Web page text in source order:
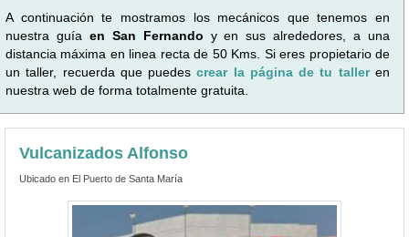
A continuación te mostramos los mecánicos que tenemos en
nuestra guía en San Fernando y en sus alrededores, a una
distancia máxima en linea recta de 50 Kms. Si eres propietario de
un taller, recuerda que puedescrear la página de tu talleren
nuestra web de forma totalmente gratuita.
Vulcanizados Alfonso
Ubicado en El Puerto de Santa María